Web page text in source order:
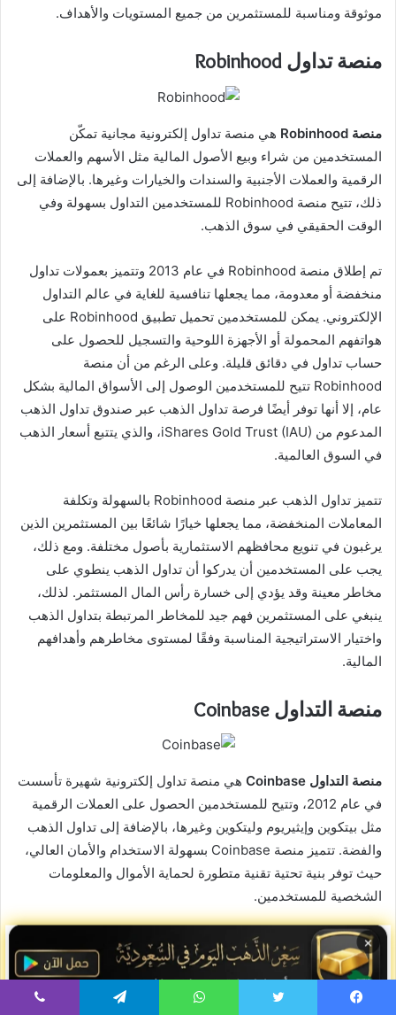
موثوقة ومناسبة للمستثمرين من جميع المستويات والأهداف.
منصة تداول Robinhood
منصة Robinhood
هي منصة تداول إلكترونية مجانية تمكّن
المستخدمين من شراء وبيع الأصول المالية مثل الأسهم والعملات
الرقمية والعملات الأجنبية والسندات والخيارات وغيرها. بالإضافة إلى
ذلك، تتيح منصة Robinhood للمستخدمين التداول بسهولة وفي
الوقت الحقيقي في سوق الذهب.
تم إطلاق منصة Robinhood في عام 2013 وتتميز بعمولات تداول
منخفضة أو معدومة، مما يجعلها تنافسية للغاية في عالم التداول
الإلكتروني. يمكن للمستخدمين تحميل تطبيق Robinhood على
هواتفهم المحمولة أو الأجهزة اللوحية والتسجيل للحصول على
حساب تداول في دقائق قليلة. وعلى الرغم من أن منصة
Robinhood تتيح للمستخدمين الوصول إلى الأسواق المالية بشكل
عام، إلا أنها توفر أيضًا فرصة تداول الذهب عبر صندوق تداول الذهب
المدعوم من iShares Gold Trust (IAU)، والذي يتتبع أسعار الذهب
في السوق العالمية.
تتميز تداول الذهب عبر منصة Robinhood بالسهولة وتكلفة
المعاملات المنخفضة، مما يجعلها خيارًا شائعًا بين المستثمرين الذين
يرغبون في تنويع محافظهم الاستثمارية بأصول مختلفة. ومع ذلك،
يجب على المستخدمين أن يدركوا أن تداول الذهب ينطوي على
مخاطر معينة وقد يؤدي إلى خسارة رأس المال المستثمر. لذلك،
ينبغي على المستثمرين فهم جيد للمخاطر المرتبطة بتداول الذهب
واختيار الاستراتيجية المناسبة وفقًا لمستوى مخاطرهم وأهدافهم
المالية.
منصة التداول Coinbase
منصة التداول Coinbase
هي منصة تداول إلكترونية شهيرة تأسست
في عام 2012، وتتيح للمستخدمين الحصول على العملات الرقمية
مثل بيتكوين وإيثيريوم وليتكوين وغيرها، بالإضافة إلى تداول الذهب
والفضة. تتميز منصة Coinbase بسهولة الاستخدام والأمان العالي،
حيث توفر بنية تحتية تقنية متطورة لحماية الأموال والمعلومات
الشخصية للمستخدمين.
(Exchange-Traded Fund) مدعوم بالذهب ويُعرف باسم SPDR
Gold Trust (GLD)، والذي يُعتبر من أكبر صناديق تداول الذهب في
×